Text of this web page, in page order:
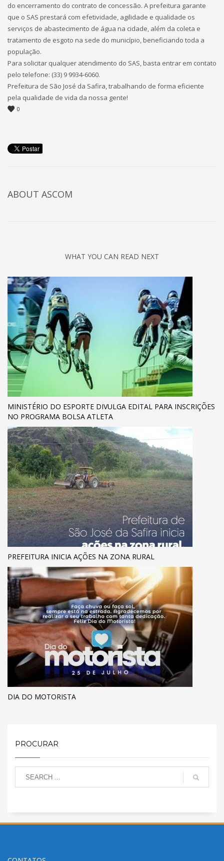
do encerramento do contrato de concessão. A prefeitura garante
que o SAS prestará com efetividade, agilidade e qualidade os
serviços de abastecimento de água na cidade, além da coleta e
tratamento de esgoto na sede do município, beneficiando toda a
população.
Para solicitar qualquer atendimento do SAS, basta entrar em contato
pelo telefone: (33) 9 9934-6060.
Prefeitura de São José da Safira, trabalhando de forma eficiente
pela qualidade de vida da nossa gente!
0
ABOUT ASCOM
WHAT YOU CAN READ NEXT
MINISTÉRIO DO ESPORTE DIVULGA EDITAL PARA INSCRIÇÕES
NO PROGRAMA BOLSA ATLETA
PREFEITURA INICIA AÇÕES NA ZONA RURAL
DIA DO MOTORISTA
PROCURAR